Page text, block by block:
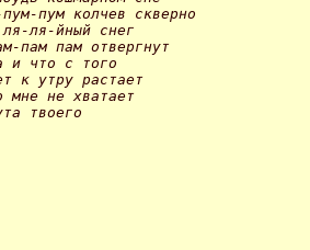
пум колчев скверно
ля-йный снег
пам пам отвергнут
и что с того
к утру растает
мне не хватает
твоего